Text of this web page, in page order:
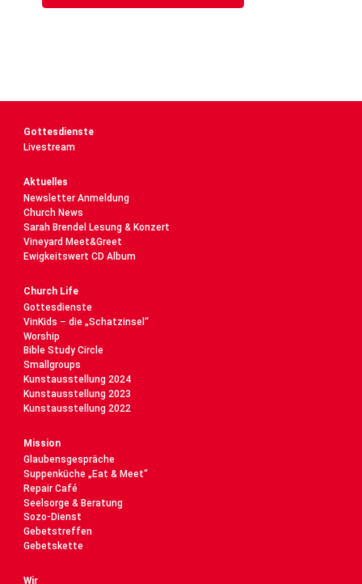
Gottesdienste
Livestream
Aktuelles
Newsletter Anmeldung
Church News
Sarah Brendel Lesung & Konzert
Vineyard Meet&Greet
Ewigkeitswert CD Album
Church Life
Gottesdienste
VinKids – die „Schatzinsel“
Worship
Bible Study Circle
Smallgroups
Kunstausstellung 2024
Kunstausstellung 2023
Kunstausstellung 2022
Mission
Glaubensgespräche
Suppenküche „Eat & Meet“
Repair Café
Seelsorge & Beratung
Sozo-Dienst
Gebetstreffen
Gebetskette
Wir